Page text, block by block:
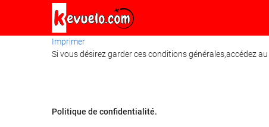
Imprimer
Si vous désirez garder ces conditions générales,accédez
Politique de confidentialité.